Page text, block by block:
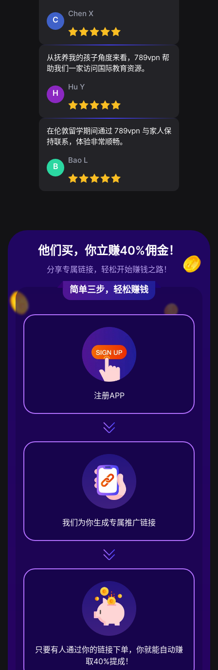
C
Chen X
从抚养我的孩子角度来看，789vpn 帮
助我们一家访问国际教育资源。
H
Hu Y
在伦敦留学期间通过 789vpn 与家人保
持联系，体验非常顺畅。
B
Bao L
他们买，你立赚40%佣金！
分享专属链接，轻松开始赚钱之路！
简单三步，轻松赚钱
注册APP
我们为你生成专属推广链接
只要有人通过你的链接下单，你就能自动赚
取40%提成！